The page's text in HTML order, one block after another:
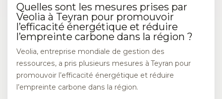
Quelles sont les mesures prises par
Veolia à Teyran pour promouvoir
l’efficacité énergétique et réduire
l’empreinte carbone dans la région ?
Veolia, entreprise mondiale de gestion des
ressources, a pris plusieurs mesures à Teyran pour
promouvoir l’efficacité énergétique et réduire
l’empreinte carbone dans la région.